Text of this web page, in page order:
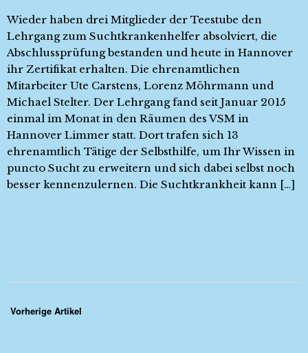
Wieder haben drei Mitglieder der Teestube den
Lehrgang zum Suchtkrankenhelfer absolviert, die
Abschlussprüfung bestanden und heute in Hannover
ihr Zertifikat erhalten. Die ehrenamtlichen
Mitarbeiter Ute Carstens, Lorenz Möhrmann und
Michael Stelter. Der Lehrgang fand seit Januar 2015
einmal im Monat in den Räumen des VSM in
Hannover Limmer statt. Dort trafen sich 13
ehrenamtlich Tätige der Selbsthilfe, um Ihr Wissen in
puncto Sucht zu erweitern und sich dabei selbst noch
besser kennenzulernen. Die Suchtkrankheit kann […]
Vorherige Artikel